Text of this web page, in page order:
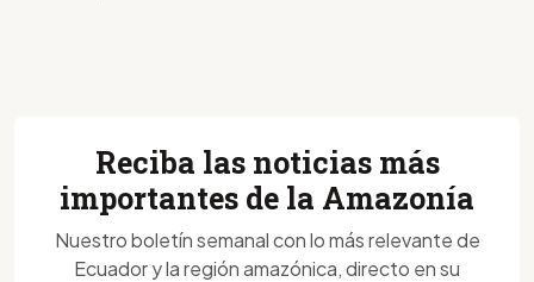
Reciba las noticias más
importantes de la Amazonía
Nuestro boletín semanal con lo más relevante de
Ecuador y la región amazónica, directo en su